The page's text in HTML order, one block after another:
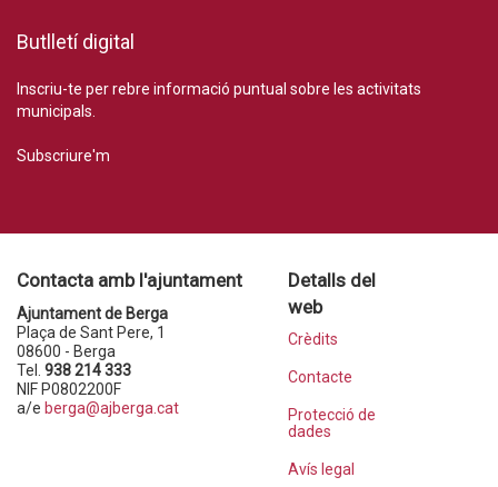
Butlletí digital
Inscriu-te per rebre informació puntual sobre les activitats
municipals.
Subscriure'm
Contacta amb l'ajuntament
Ajuntament de Berga
Plaça de Sant Pere, 1
08600 - Berga
Tel. 938 214 333
NIF P0802200F
a/e berga@ajberga.cat
Detalls del
web
Crèdits
Contacte
Protecció de
dades
Avís legal